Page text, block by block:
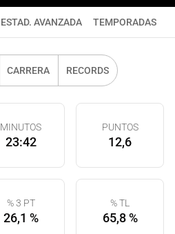
ESTAD. AVANZADA TEMPORADAS
CARRERA RECORDS
MINUTOS
23:42
PUNTOS
12,6
% 3 PT
26,1 %
% TL
65,8 %